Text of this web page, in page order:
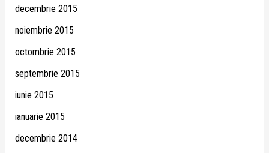
decembrie 2015
noiembrie 2015
octombrie 2015
septembrie 2015
iunie 2015
ianuarie 2015
decembrie 2014